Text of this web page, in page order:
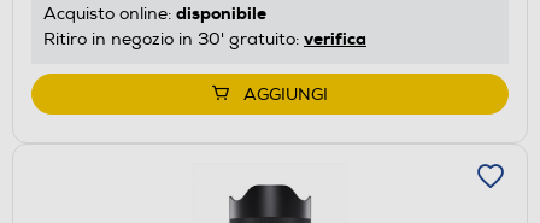
Acquisto online: disponibile
Ritiro in negozio in 30' gratuito: verifica
AGGIUNGI